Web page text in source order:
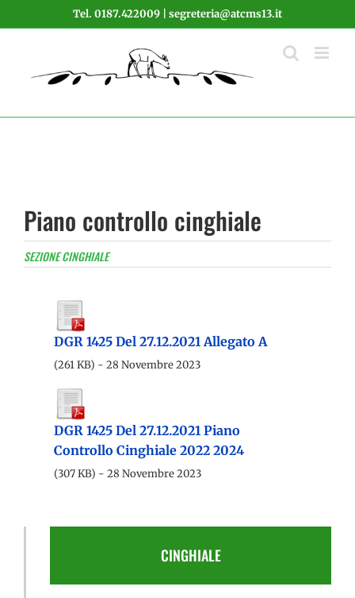
al
Tel. 0187.422009 | segreteria@atcms13.it
Piano controllo cinghiale
SEZIONE CINGHIALE
DGR 1425 Del 27.12.2021 Allegato A
(261 KB) - 28 Novembre 2023
DGR 1425 Del 27.12.2021 Piano
Controllo Cinghiale 2022 2024
(307 KB) - 28 Novembre 2023
CINGHIALE